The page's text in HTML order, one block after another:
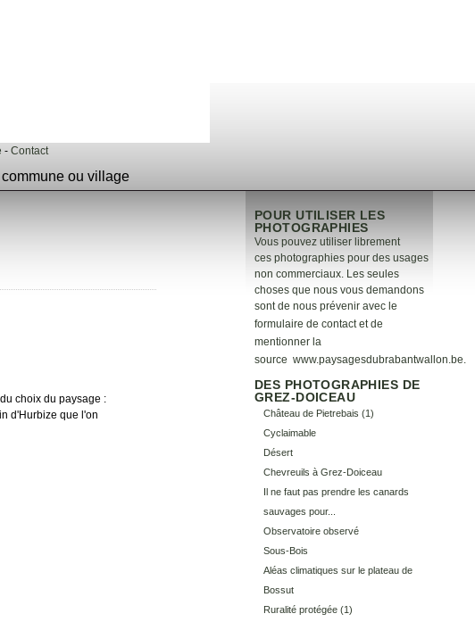
- Contact
commune ou village
choix du paysage :
d'Hurbize que l'on
POUR UTILISER LES
PHOTOGRAPHIES
Vous pouvez utiliser librement
ces photographies pour des usages
non commerciaux. Les seules
choses que nous vous demandons
sont de nous prévenir avec le
formulaire de contactet de
mentionner la
source www.paysagesdubrabantwallon.be.
DES PHOTOGRAPHIES DE
GREZ-DOICEAU
Château de Pietrebais (1)
Cyclaimable
Désert
Chevreuils à Grez-Doiceau
Il ne faut pas prendre les canards
sauvages pour...
Observatoire observé
Sous-Bois
Aléas climatiques sur le plateau de
Bossut
Ruralité protégée (1)